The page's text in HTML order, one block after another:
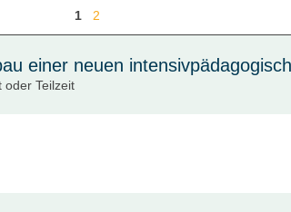
1 2
einer neuen
oder Teilzeit